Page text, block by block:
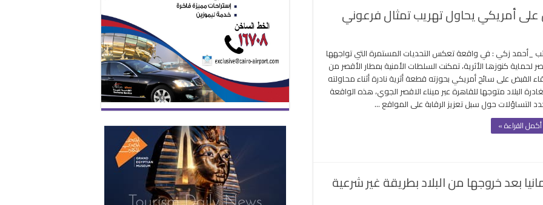
الموسم
الشتوي
على أمريكي يحاول تهريب تمثال فرعوني
فرعوني
_أحمد زكي : في واقعة تعكس التحديات المستمرة التي تواجهها
لحماية كنوزها الأثرية، تمكنت السلطات الأمنية بمطار الأقصر من
القبض على سائح أمريكي بحوزته قطعة أثرية نادرة أثناء محاولته
البلاد متوجها للقاهرة عبر ميناء الاقصر الجوي، هذه الواقعة
التساؤلات حول سبل تعزيز الرقابة على المواقع …
أكمل القراءة »